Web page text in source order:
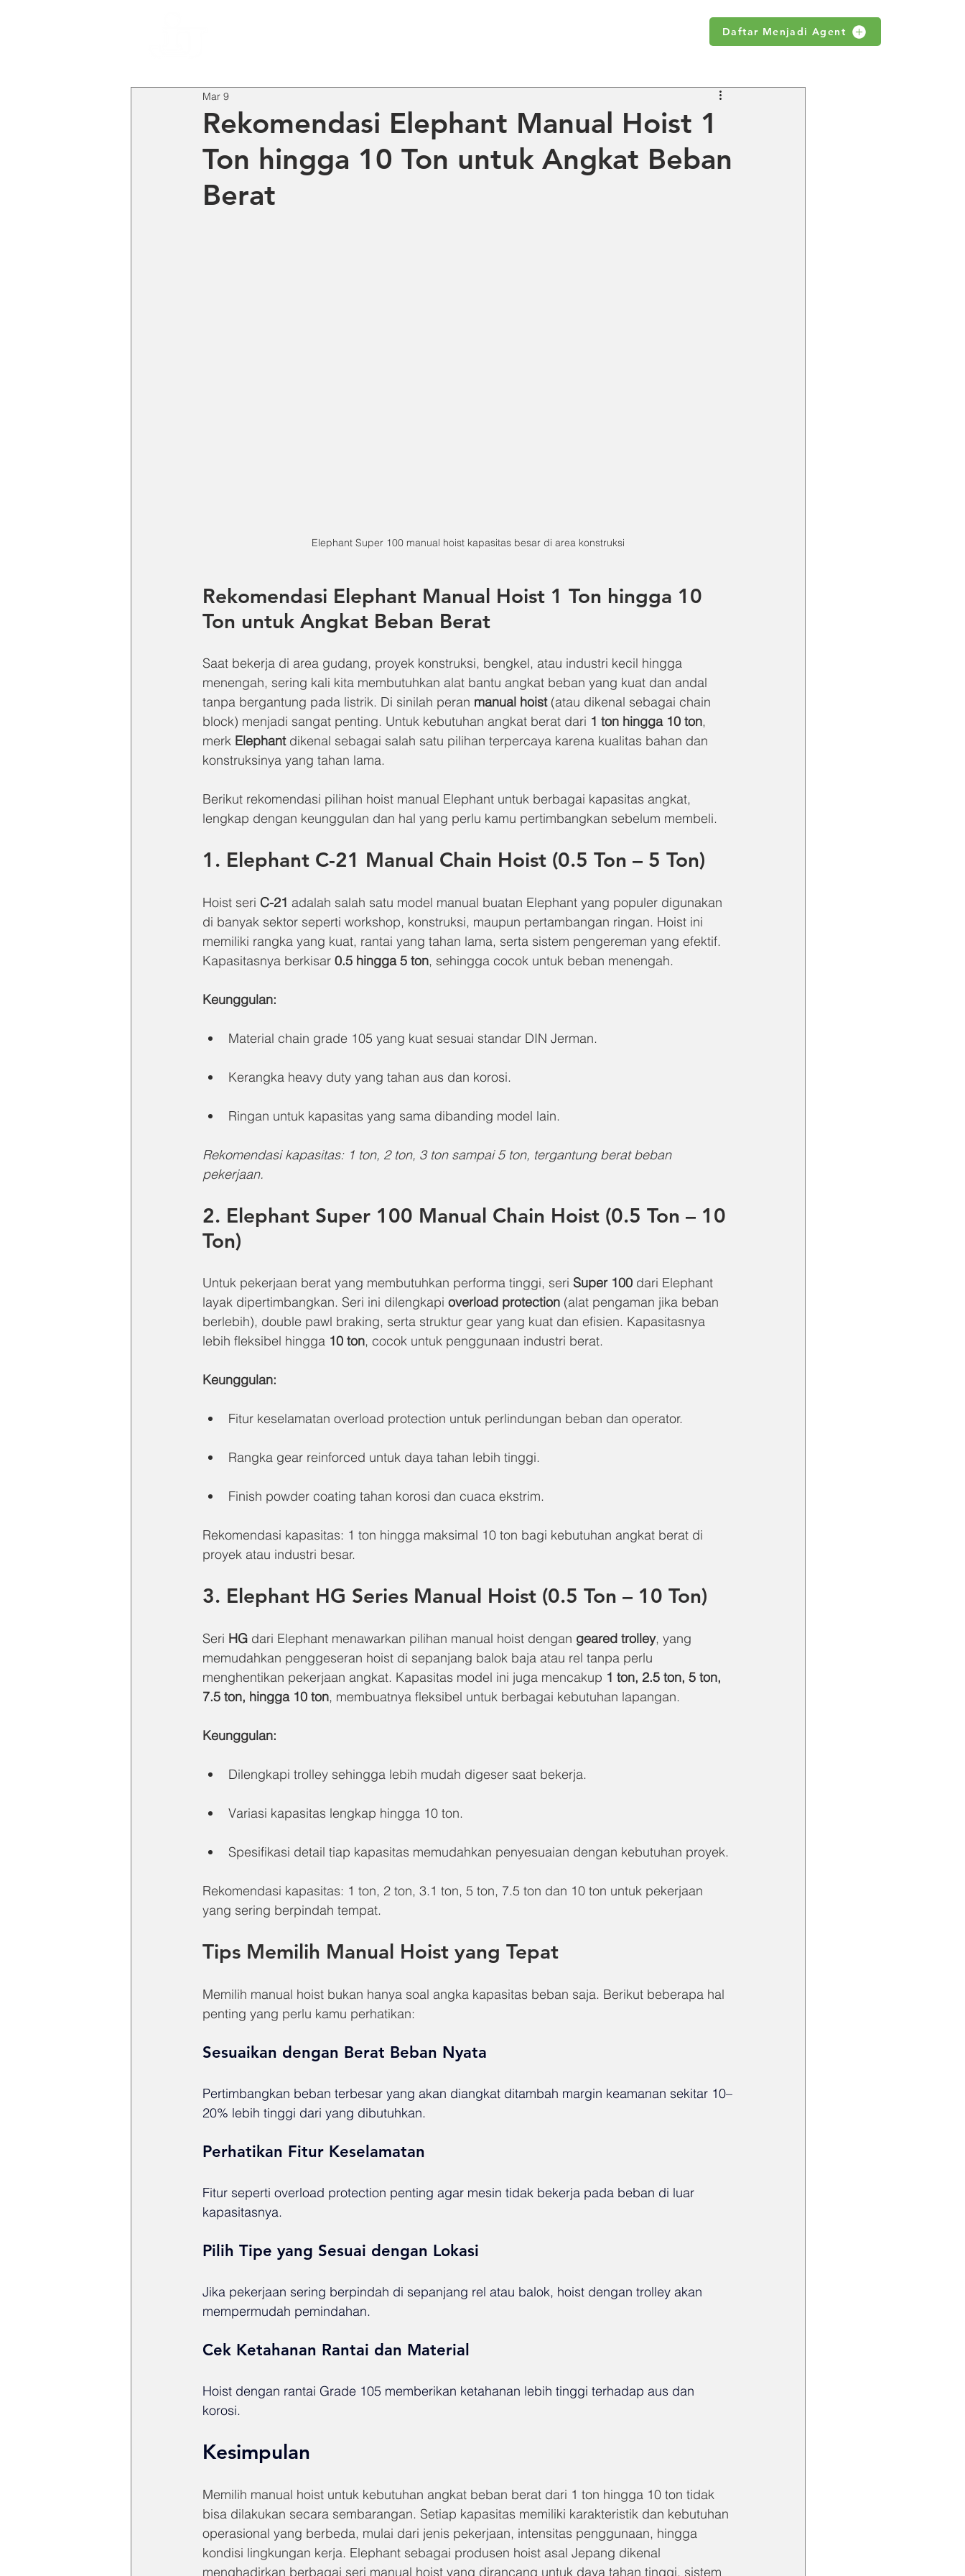
Daftar Menjadi Agent
Rekomendasi Elephant Manual Hoist 1
Ton hingga 10 Ton untuk Angkat Beban
Berat
Mar 9
Elephant Super 100 manual hoist kapasitas besar di area konstruksi
Rekomendasi Elephant Manual Hoist 1 Ton hingga 10
Ton untuk Angkat Beban Berat
Saat bekerja di area gudang, proyek konstruksi, bengkel, atau industri kecil hingga
menengah, sering kali kita membutuhkan alat bantu angkat beban yang kuat dan andal
tanpa bergantung pada listrik. Di sinilah peran manual hoist (atau dikenal sebagai chain
block) menjadi sangat penting. Untuk kebutuhan angkat berat dari 1 ton hingga 10 ton,
merk Elephant dikenal sebagai salah satu pilihan terpercaya karena kualitas bahan dan
konstruksinya yang tahan lama.
Berikut rekomendasi pilihan hoist manual Elephant untuk berbagai kapasitas angkat,
lengkap dengan keunggulan dan hal yang perlu kamu pertimbangkan sebelum membeli.
1. Elephant C-21 Manual Chain Hoist (0.5 Ton – 5 Ton)
Hoist seri C-21 adalah salah satu model manual buatan Elephant yang populer digunakan
di banyak sektor seperti workshop, konstruksi, maupun pertambangan ringan. Hoist ini
memiliki rangka yang kuat, rantai yang tahan lama, serta sistem pengereman yang efektif.
Kapasitasnya berkisar 0.5 hingga 5 ton, sehingga cocok untuk beban menengah.
Keunggulan:
Material chain grade 105 yang kuat sesuai standar DIN Jerman.
Kerangka heavy duty yang tahan aus dan korosi.
Ringan untuk kapasitas yang sama dibanding model lain.
Rekomendasi kapasitas: 1 ton, 2 ton, 3 ton sampai 5 ton, tergantung berat beban
pekerjaan.
2. Elephant Super 100 Manual Chain Hoist (0.5 Ton – 10
Ton)
Untuk pekerjaan berat yang membutuhkan performa tinggi, seri Super 100 dari Elephant
layak dipertimbangkan. Seri ini dilengkapi overload protection (alat pengaman jika beban
berlebih), double pawl braking, serta struktur gear yang kuat dan efisien. Kapasitasnya
lebih fleksibel hingga 10 ton, cocok untuk penggunaan industri berat.
Keunggulan:
Fitur keselamatan overload protection untuk perlindungan beban dan operator.
Rangka gear reinforced untuk daya tahan lebih tinggi.
Finish powder coating tahan korosi dan cuaca ekstrim.
Rekomendasi kapasitas: 1 ton hingga maksimal 10 ton bagi kebutuhan angkat berat di
proyek atau industri besar.
3. Elephant HG Series Manual Hoist (0.5 Ton – 10 Ton)
Seri HG dari Elephant menawarkan pilihan manual hoist dengan geared trolley, yang
memudahkan penggeseran hoist di sepanjang balok baja atau rel tanpa perlu
menghentikan pekerjaan angkat. Kapasitas model ini juga mencakup 1 ton, 2.5 ton, 5 ton,
7.5 ton, hingga 10 ton, membuatnya fleksibel untuk berbagai kebutuhan lapangan.
Keunggulan:
Dilengkapi trolley sehingga lebih mudah digeser saat bekerja.
Variasi kapasitas lengkap hingga 10 ton.
Spesifikasi detail tiap kapasitas memudahkan penyesuaian dengan kebutuhan proyek.
Rekomendasi kapasitas: 1 ton, 2 ton, 3.1 ton, 5 ton, 7.5 ton dan 10 ton untuk pekerjaan
yang sering berpindah tempat.
Tips Memilih Manual Hoist yang Tepat
Memilih manual hoist bukan hanya soal angka kapasitas beban saja. Berikut beberapa hal
penting yang perlu kamu perhatikan:
Sesuaikan dengan Berat Beban Nyata
Pertimbangkan beban terbesar yang akan diangkat ditambah margin keamanan sekitar 10–
20% lebih tinggi dari yang dibutuhkan.
Perhatikan Fitur Keselamatan
Fitur seperti overload protection penting agar mesin tidak bekerja pada beban di luar
kapasitasnya.
Pilih Tipe yang Sesuai dengan Lokasi
Jika pekerjaan sering berpindah di sepanjang rel atau balok, hoist dengan trolley akan
mempermudah pemindahan.
Cek Ketahanan Rantai dan Material
Hoist dengan rantai Grade 105 memberikan ketahanan lebih tinggi terhadap aus dan
korosi.
Kesimpulan
Memilih manual hoist untuk kebutuhan angkat beban berat dari 1 ton hingga 10 ton tidak
bisa dilakukan secara sembarangan. Setiap kapasitas memiliki karakteristik dan kebutuhan
operasional yang berbeda, mulai dari jenis pekerjaan, intensitas penggunaan, hingga
kondisi lingkungan kerja. Elephant sebagai produsen hoist asal Jepang dikenal
menghadirkan berbagai seri manual hoist yang dirancang untuk daya tahan tinggi, sistem